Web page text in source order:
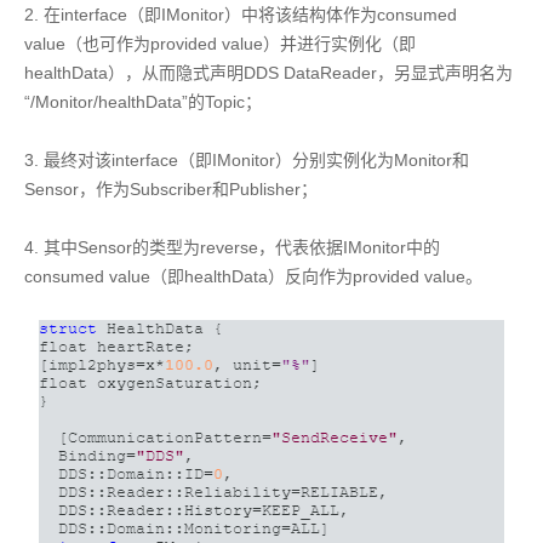
2. 在interface（即IMonitor）中将该结构体作为consumed
value（也可作为provided value）并进行实例化（即
healthData），从而隐式声明DDS DataReader，另显式声明名为
“/Monitor/healthData”的Topic；
3. 最终对该interface（即IMonitor）分别实例化为Monitor和
Sensor，作为Subscriber和Publisher；
4. 其中Sensor的类型为reverse，代表依据IMonitor中的
consumed value（即healthData）反向作为provided value。